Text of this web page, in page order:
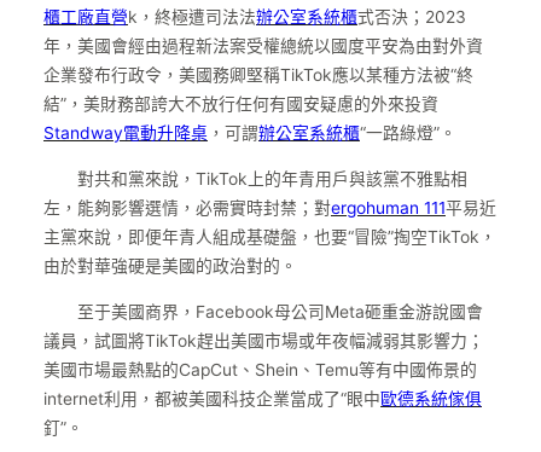
櫃工廠直營k，終極遭司法法辦公室系統櫃式否決；2023
年，美國會經由過程新法案受權總統以國度平安為由對外資
企業發布行政令，美國務卿堅稱TikTok應以某種方法被“終
結”，美財務部誇大不放行任何有國安疑慮的外來投資
Standway電動升降桌 ，可謂辦公室系統櫃“一路綠燈”。
對共和黨來說，TikTok上的年青用戶與該黨不雅點相
左，能夠影響選情，必需實時封禁；對ergohuman 111平易近
主黨來說，即便年青人組成基礎盤，也要“冒險”掏空TikTok，
由於對華強硬是美國的政治對的。
至于美國商界，Facebook母公司Meta砸重金游說國會
議員，試圖將TikTok趕出美國市場或年夜幅減弱其影響力；
美國市場最熱點的CapCut、Shein、Temu等有中國佈景的
internet利用，都被美國科技企業當成了“眼中歐德系統傢俱
釘”。